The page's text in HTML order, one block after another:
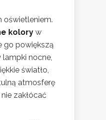
kolory w
go powiększą
lampki nocne,
światło,
atmosferę
zakłócać